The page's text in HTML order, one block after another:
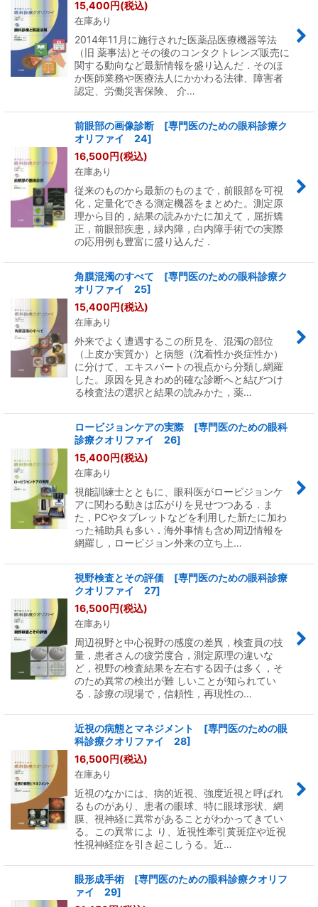
15,400円(税込)
在庫あり
2014年11月に施行された医薬品医療機器等法
（旧 薬事法)とその後のコンタクトレンズ販売に
関する動向など最新情報を盛り込んだ．そのほ
か医師業務や医療法人にかかわる法律、障害者
認定、労働災害保険、 介…
前眼部の画像診断 [専門医のための眼科診療ク
オリファイ 24]
16,500円(税込)
在庫あり
従来のものから最新のものまで，前眼部を可視
化，定量化できる測定機器をまとめた。測定原
理から目的，結果の読みかたに加えて，屈折矯
正，前眼部疾患，緑内障，白内障手術での実際
の応用例も豊富に盛り込んだ．
角膜混濁のすべて [専門医のための眼科診療ク
オリファイ 25]
15,400円(税込)
在庫あり
外来でよく遭遇するこの所見を、混濁の部位
（上皮か実質か）と病態（沈着性か炎症性か）
に分けて、エキスパートの視点から分類し網羅
した。原因を見きわめ的確な診断へと結びつけ
る検査法の選択と結果の読みかた，薬…
ロービジョンケアの実際 [専門医のための眼科
診療クオリファイ 26]
15,400円(税込)
在庫あり
視能訓練士とともに、眼科医がロービジョンケ
アに関わる動きは広がりを見せつつある．ま
た，PCやタブレットなどを利用した新たに加わ
った補助具も多い．海外事情も含め周辺情報を
網羅し，ロービジョン外来の立ち上…
視野検査とその評価 [専門医のための眼科診療
クオリファイ 27]
16,500円(税込)
在庫あり
周辺視野と中心視野の感度の差異，検査員の技
量，患者さんの疲労度合，測定原理の違いな
ど，視野の検査結果を左右する因子は多く，そ
のため異常の検出が難 しいことが知られてい
る．診療の現場で，信頼性，再現性の…
近視の病態とマネジメント [専門医のための眼
科診療クオリファイ 28]
16,500円(税込)
在庫あり
近視のなかには、病的近視、強度近視と呼ばれ
るものがあり、患者の眼球、特に眼球形状、網
膜、視神経に異常があることがわかってきてい
る。この異常によ り、近視性牽引黄斑症や近視
性視神経症を引き起こしうる。近…
眼形成手術 [専門医のための眼科診療クオリフ
ァイ 29]